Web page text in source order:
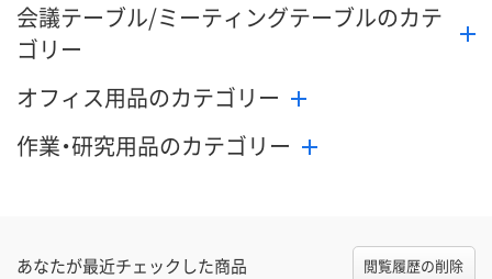
会議テーブル/ミーティングテーブルのカテ
ゴリー
オフィス用品のカテゴリー
作業・研究用品のカテゴリー
あなたが最近チェックした商品 閲覧履歴の削除